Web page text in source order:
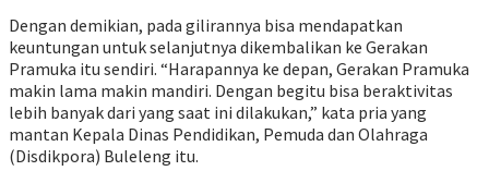
Dengan demikian, pada gilirannya bisa mendapatkan
keuntungan untuk selanjutnya dikembalikan ke Gerakan
Pramuka itu sendiri. “Harapannya ke depan, Gerakan Pramuka
makin lama makin mandiri. Dengan begitu bisa beraktivitas
lebih banyak dari yang saat ini dilakukan,” kata pria yang
mantan Kepala Dinas Pendidikan, Pemuda dan Olahraga
(Disdikpora) Buleleng itu.